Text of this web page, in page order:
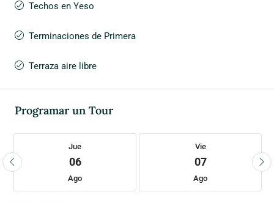
Techos en Yeso
Terminaciones de Primera
Terraza aire libre
Programar un Tour
Jue
06
Ago
Vie
07
Ago